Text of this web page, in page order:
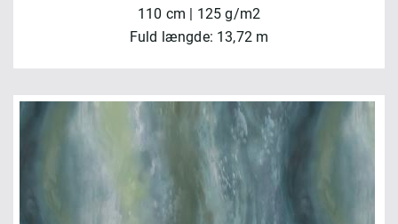
110 cm | 125 g/m2
Fuld længde: 13,72 m